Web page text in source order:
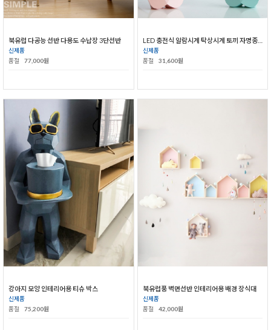
북유럽 다공능 선반 다용도 수납장 3단선반
신제품
품절
77,000원
LED 충전식 알람시계 탁상시계 토끼 자명종 알람 시계
신제품
품절
31,600원
강아지 모양 인테리어용 티슈 박스
신제품
품절
75,200원
북유럽풍 벽면선반 인테리어용 배경 장식대
신제품
품절
42,000원